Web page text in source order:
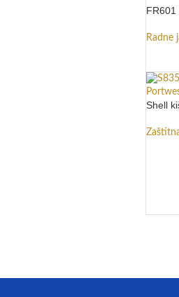
FR601
Radne
Shell